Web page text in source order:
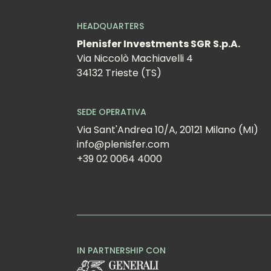
HEADQUARTERS
Plenisfer Investments SGR S.p.A.
Via Niccolò Machiavelli 4
34132 Trieste (TS)
SEDE OPERATIVA
Via Sant'Andrea 10/A, 20121 Milano (MI)
info@plenisfer.com
+39 02 0064 4000
IN PARTNERSHIP CON